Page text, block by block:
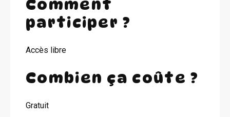
Comment
participer ?
Accès libre
Combien ça coûte ?
Gratuit